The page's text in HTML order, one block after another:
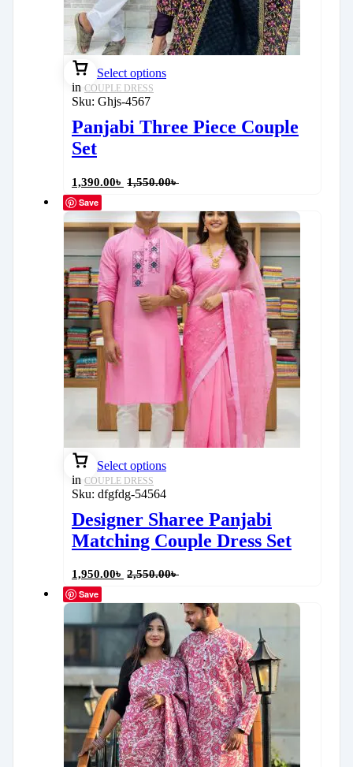
Select options
in COUPLE DRESS
Sku: Ghjs-4567
Panjabi Three Piece Couple
Set
1,390.00৳ 1,550.00৳
Save
Select options
in COUPLE DRESS
Sku: dfgfdg-54564
Designer Sharee Panjabi
Matching Couple Dress Set
1,950.00৳ 2,550.00৳
Save